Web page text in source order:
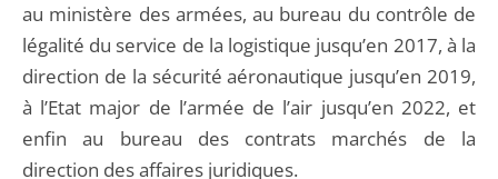
au ministère des armées, au bureau du contrôle de
légalité du service de la logistique jusqu’en 2017, à la
direction de la sécurité aéronautique jusqu’en 2019,
à l’Etat major de l’armée de l’air jusqu’en 2022, et
enfin au bureau des contrats marchés de la
direction des affaires juridiques.